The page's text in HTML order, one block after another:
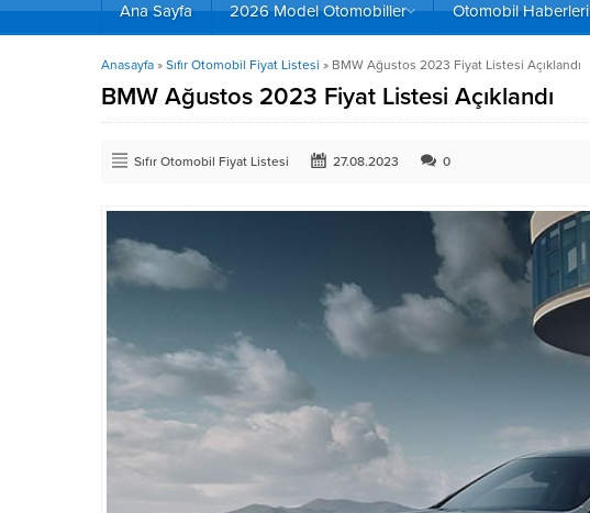
Ana Sayfa 2026 Model Otomobiller Otomobil Haberleri
Anasayfa » Sıfır Otomobil Fiyat Listesi » BMW Ağustos 2023 Fiyat Listesi Açıklandı
BMW Ağustos 2023 Fiyat Listesi Açıklandı
Sıfır Otomobil Fiyat Listesi 27.08.2023 0